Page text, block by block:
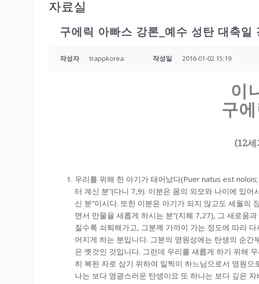
자료실
구에릭 아빠스 강론_예수 성탄 대축일
작성자 trappkorea 작성일 2016-01-02 15:19
이
구
(12
우리를 위해 한 아기가 태어났다(Puer natus est
터 계신 분”(다니 7,9). 이분은 몸의 외모와 나이에 있
신 분”이시다. 또한 이분은 아기가 되지 않고도 세월의
면서 만물을 새롭게 하시는 분”(지혜 7,27), 그 새로움
질수록 쇠퇴해가고, 그분께 가까이 가는 정도에 따라
어지게 하는 분입니다. 그분의 영원성에는 탄생의 순
은 옛것인 것입니다. 그런데 우리를 새롭게 하기 위해
히 복된 자로 삼기 위하여 일찍이 하느님으로서 영원
나는 보다 영광스러운 탄생이요 또 하나는 보다 깊은